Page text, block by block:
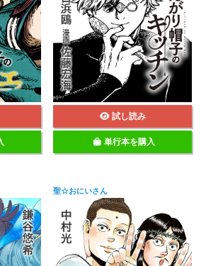
試し読み
単行本を購入
聖☆おにいさん